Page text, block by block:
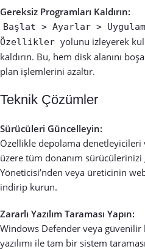
Gereksiz Programları Kaldırın:
Başlat > Ayarlar >
Özellikler yolunu izleyerek
kaldırın. Bu, hem disk alanını
plan işlemlerini azaltır.
Teknik Çözümler
Sürücüleri Güncelleyin:
Özellikle depolama
üzere tüm donanım
Yöneticisi’nden veya üreticinin
indirip kurun.
Zararlı Yazılım Taraması Yapın:
Windows Defender veya
yazılımı ile tam bir sistem